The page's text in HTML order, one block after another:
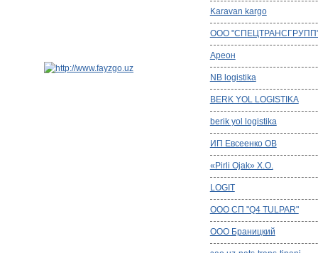
Karavan kargo
ООО
Ареон
NB logistika
BERK YOL LOGISTIKA
berik yol logistika
ИП Евсеенко ОВ
«Pirli Ojak» Х.О.
LOGIT
OOO СП "Q4 TULPAR"
ООО Браницкий